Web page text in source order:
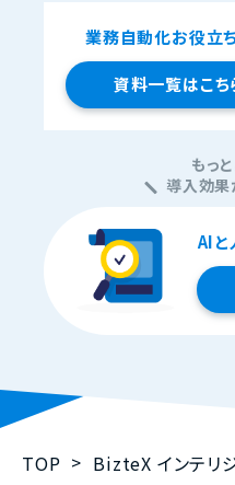
業務自動化お役立
資料一覧はこち
もっ
導入効
AIと
TOP BizteX インテリ